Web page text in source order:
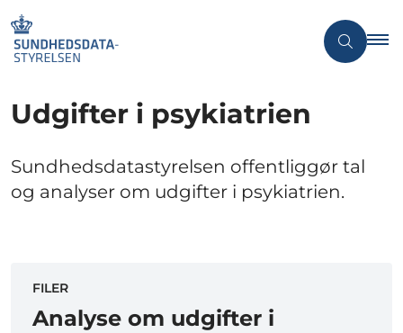
Udgifter i psykiatrien
Sundhedsdatastyrelsen offentliggør tal
og analyser om udgifter i psykiatrien.
FILER
Analyse om udgifter i